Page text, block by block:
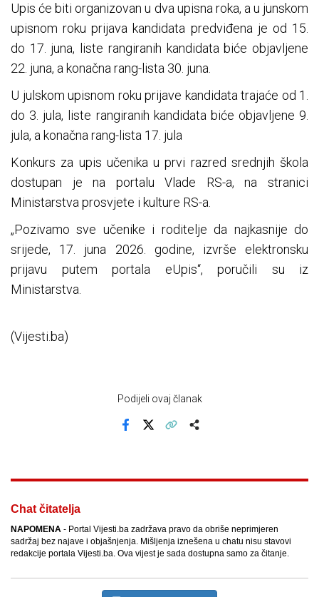
Upis će biti organizovan u dva upisna roka, a u junskom
upisnom roku prijava kandidata predviđena je od 15.
do 17. juna, liste rangiranih kandidata biće objavljene
22. juna, a konačna rang-lista 30. juna.
U julskom upisnom roku prijave kandidata trajaće od 1.
do 3. jula, liste rangiranih kandidata biće objavljene 9.
jula, a konačna rang-lista 17. jula
Konkurs za upis učenika u prvi razred srednjih škola
dostupan je na portalu Vlade RS-a, na stranici
Ministarstva prosvjete i kulture RS-a.
„Pozivamo sve učenike i roditelje da najkasnije do
srijede, 17. juna 2026. godine, izvrše elektronsku
prijavu putem portala eUpis“, poručili su iz
Ministarstva.
(Vijesti.ba)
Podijeli ovaj članak
Chat čitatelja
NAPOMENA - Portal Vijesti.ba zadržava pravo da obriše neprimjeren
sadržaj bez najave i objašnjenja. Mišljenja iznešena u chatu nisu stavovi
redakcije portala Vijesti.ba. Ova vijest je sada dostupna samo za čitanje.